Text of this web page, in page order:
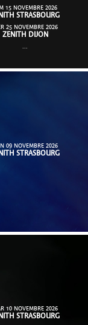
15 NOVEMBRE 2026
STRASBOURG
25 NOVEMBRE 2026
ZENITH DIJON
...
09 NOVEMBRE 2026
STRASBOURG
10 NOVEMBRE 2026
STRASBOURG